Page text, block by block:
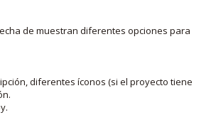
de muestran diferentes opciones para
diferentes íconos (si el proyecto tiene